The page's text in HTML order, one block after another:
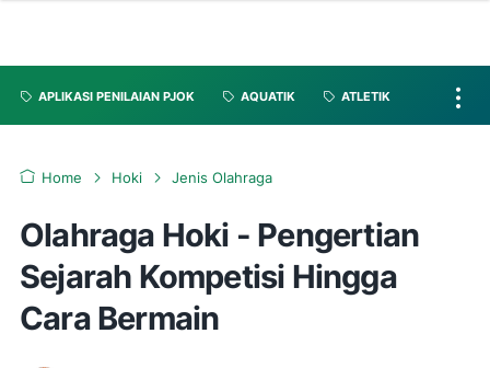
APLIKASI PENILAIAN PJOK AQUATIK ATLETIK
Home Hoki Jenis Olahraga
Olahraga Hoki - Pengertian
Sejarah Kompetisi Hingga
Cara Bermain